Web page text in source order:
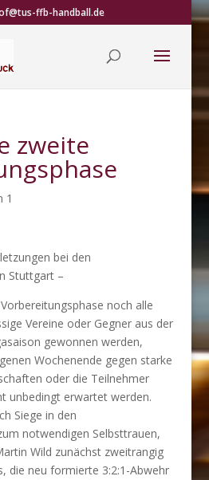
ffb-handball.de
zweite
1
bei den
Stuttgart –
noch alle
Vereine oder Gegner aus der
gewonnen werden,
Wochenende gegen starke
oder die Teilnehmer
unbedingt erwartet werden.
Siege in den
notwendigen Selbsttrauen,
Wild zunächst zweitrangig
die neu formierte 3:2:1-Abwehr